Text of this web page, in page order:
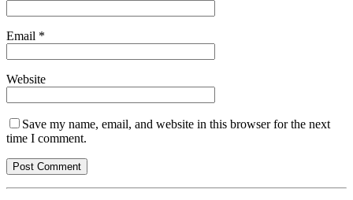
Email *
Website
Save my name, email, and website in this browser for the next
time I comment.